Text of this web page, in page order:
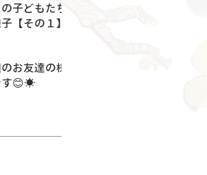
子どもたち
【その１】
お友達の様
す😊☀